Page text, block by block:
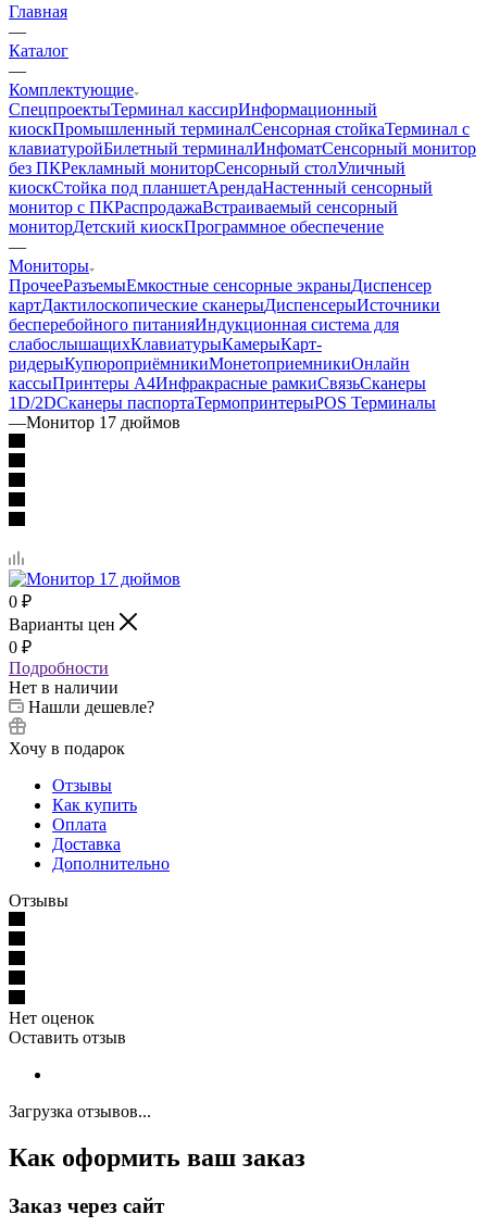
Главная
—
Каталог
—
Комплектующие
CпецпроектыТерминал кассирИнформационный
киоскПромышленный терминалСенсорная стойкаТерминал с
клавиатуройБилетный терминалИнфоматСенсорный монитор
без ПКРекламный мониторСенсорный столУличный
киоскСтойка под планшетАрендаНастенный сенсорный
монитор с ПКРаспродажаВстраиваемый сенсорный
мониторДетский киоскПрограммное обеспечение
—
Мониторы
ПрочееРазъемыЕмкостные сенсорные экраныДиспенсер
картДактилоскопические сканерыДиспенсерыИсточники
бесперебойного питанияИндукционная система для
слабослышащихКлавиатурыКамерыКарт-
ридерыКупюроприёмникиМонетоприемникиОнлайн
кассыПринтеры А4Инфракрасные рамкиСвязьСканеры
1D/2DСканеры паспортаТермопринтерыPOS Терминалы
—Монитор 17 дюймов
0 ₽
Варианты цен
0 ₽
Подробности
Нет в наличии
Нашли дешевле?
Хочу в подарок
Отзывы
Как купить
Оплата
Доставка
Дополнительно
Отзывы
Нет оценок
Оставить отзыв
Загрузка отзывов...
Как оформить ваш заказ
Заказ через сайт